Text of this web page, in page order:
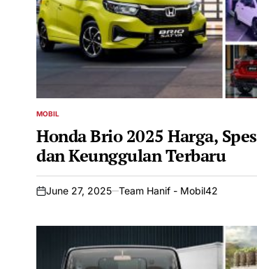
POSTED
MOBIL
Honda Brio 2025 Harga,
dan Keunggulan Terbaru
on
June 27, 2025 Team Hanif - Mobil42